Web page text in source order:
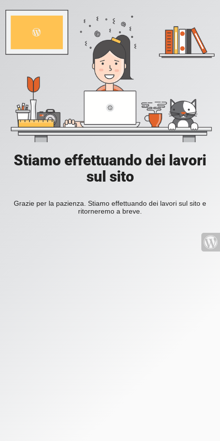
Stiamo effettuando dei lavori
sul sito
Grazie per la pazienza. Stiamo effettuando dei lavori sul sito e
ritorneremo a breve.